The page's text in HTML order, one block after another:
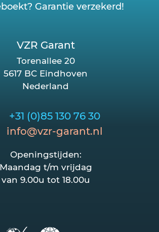
Garantie verzekerd!
+31 (0)85 130 76 30
info@vzr-garant.nl
Openingstijden:
Maandag t/m vrijdag
van 9.00u tot 18.00u
VZR Garant
Torenallee 20
5617 BC Eindhoven
Nederland